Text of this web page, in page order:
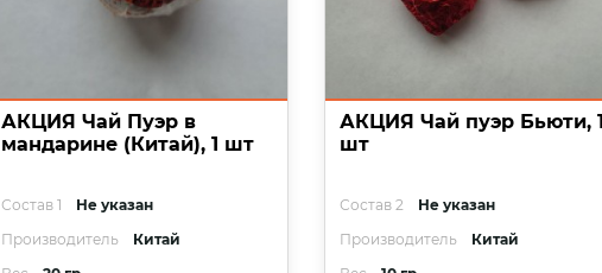
АКЦИЯ Чай Пуэр в
мандарине (Китай), 1 шт
Состав 1
Не указан
Производитель
Китай
АКЦИЯ Чай пуэр Бьюти, 1
шт
Состав 2
Не указан
Производитель
Китай